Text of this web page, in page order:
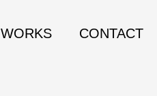
WORKS CONTACT